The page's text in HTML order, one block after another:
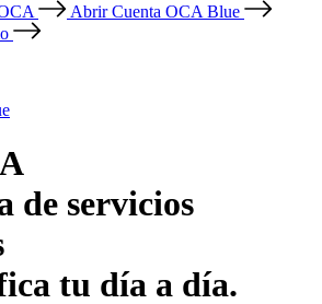
Abrir Cuenta OCA Blue
de servicios
tu día a día.